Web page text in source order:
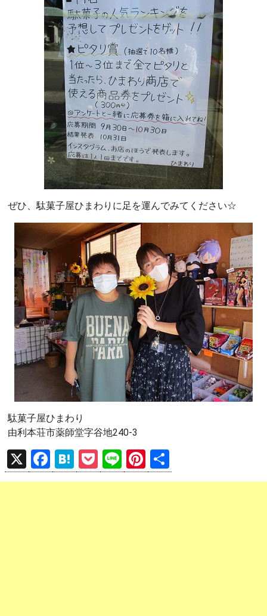
ぜひ、駄菓子屋ひまわりに足を運んでみてください☆
駄菓子屋ひまわり
由利本荘市薬師堂字谷地240-3
X
F
a
H
at
P
o
Li
n
Pi
nt 有